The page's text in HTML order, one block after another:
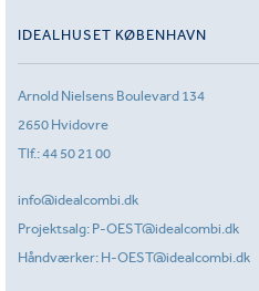
IDEALHUSET KØBENHAVN
Arnold Nielsens Boulevard 134
2650 Hvidovre
Tlf.:44 50 21 00
info@idealcombi.dk
Projektsalg: P-OEST@idealcombi.dk
Håndværker: H-OEST@idealcombi.dk